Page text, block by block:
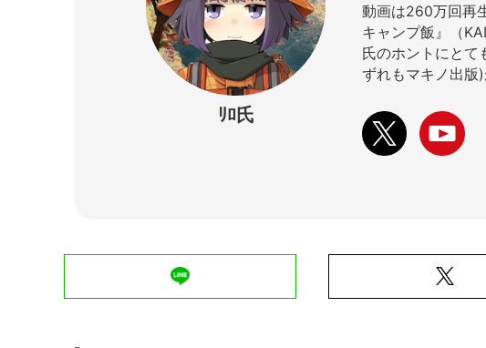
ﾘﾛ氏
動画は260万回再
キャンプ飯』（
氏のホントにとて
ずれもマキノ出版)